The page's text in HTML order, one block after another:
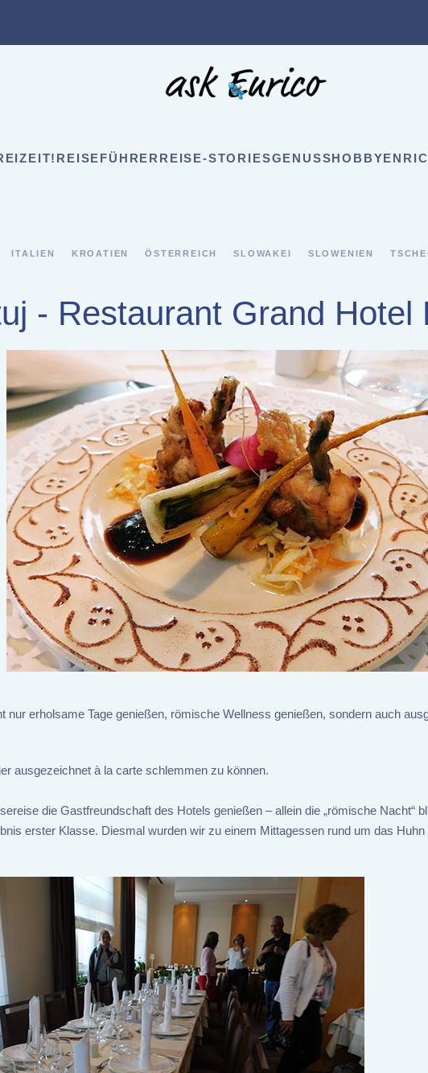
REISEFÜHRER REISE-STORIESGENUSSHOBBY
ITALIEN KROATIEN ÖSTERREICH SLOWAKEI SLOWENIEN
- Restaurant Grand Hotel
nur erholsame Tage genießen, römische Wellness genießen, sondern auch
ausgezeichnet à la carte schlemmen zu können.
die Gastfreundschaft des Hotels genießen – allein die „römische Nacht“
erster Klasse. Diesmal wurden wir zu einem Mittagessen rund um das Huhn